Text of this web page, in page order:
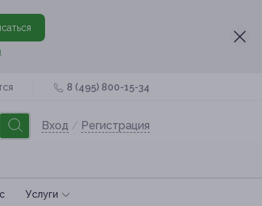
8 (495) 800-15-34
Вход / Регистрация
Услуги